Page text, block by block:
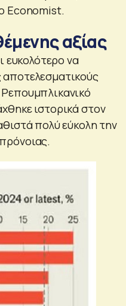
Economist.
αξίας
ευκολότερο να
ιστορικά στον
πολύ εύκολη την